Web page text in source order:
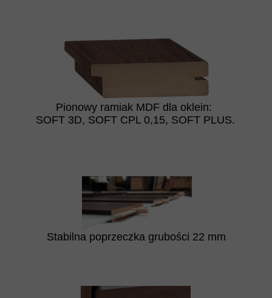
Pionowy ramiak MDF dla oklein:
SOFT 3D, SOFT CPL 0,15, SOFT PLUS.
Stabilna poprzeczka grubości 22 mm